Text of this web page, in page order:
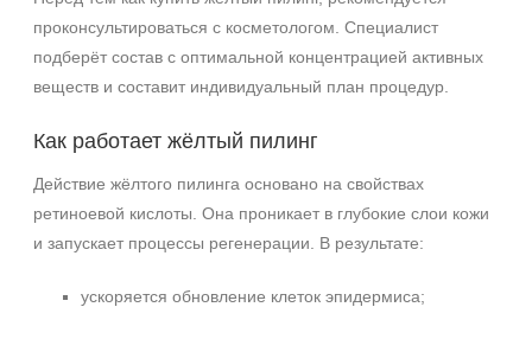
проконсультироваться с косметологом. Специалист
подберёт состав с оптимальной концентрацией активных
веществ и составит индивидуальный план процедур.
Как работает жёлтый пилинг
Действие жёлтого пилинга основано на свойствах
ретиноевой кислоты. Она проникает в глубокие слои кожи
и запускает процессы регенерации. В результате:
ускоряется обновление клеток эпидермиса;
+7 (495) 640-58-89
+7 (929) 933-09-89